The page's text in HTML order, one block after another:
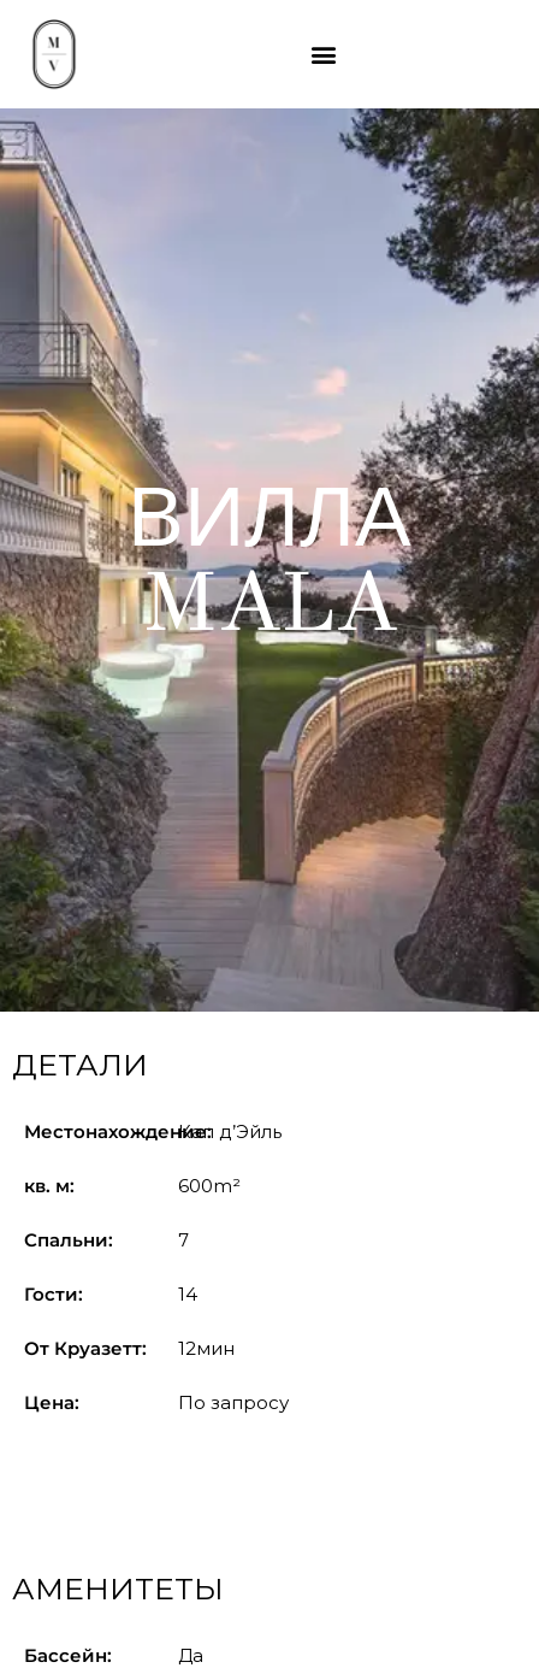
ВИЛЛА
MALA
ДЕТАЛИ
Местонахождение:Кап д’Эйль
кв. м: 600m²
Спальни: 7
Гости: 14
От Круазетт: 12мин
Цена: По запросу
АМЕНИТЕТЫ
Бассейн: Да